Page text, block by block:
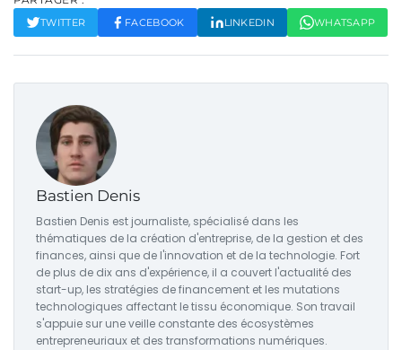
TWITTER FACEBOOK LINKEDIN WHATSAPP
Bastien Denis
Bastien Denis est journaliste, spécialisé dans les
thématiques de la création d'entreprise, de la gestion et des
finances, ainsi que de l'innovation et de la technologie. Fort
de plus de dix ans d'expérience, il a couvert l'actualité des
start-up, les stratégies de financement et les mutations
technologiques affectant le tissu économique. Son travail
s'appuie sur une veille constante des écosystèmes
entrepreneuriaux et des transformations numériques.